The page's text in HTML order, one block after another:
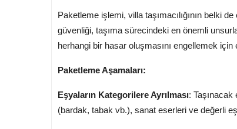
Paketleme işlemi, villa taşımacılığının belki
güvenliği, taşıma sürecindeki en önemli
herhangi bir hasar oluşmasını engellemek
Paketleme Aşamaları:
Eşyaların Kategorilere Ayrılması:
(bardak, tabak vb.), sanat eserleri ve değerli